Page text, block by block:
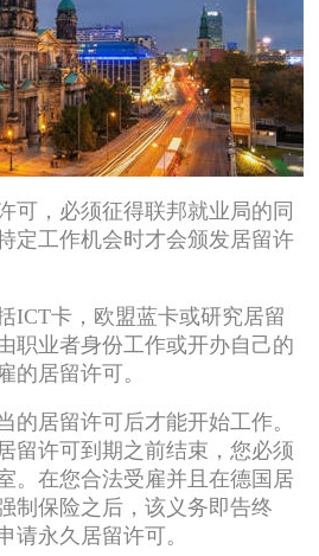
，必须征得联邦就业局的同
定工作机会时才会颁发居留许
卡，欧盟蓝卡或研究居留
职业者身份工作或开办自己的
的居留许可。
居留许可后才能开始工作。
留许可到期之前结束，您必须
。在您合法受雇并且在德国居
制保险之后，该义务即告终
请永久居留许可。